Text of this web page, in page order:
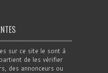
sur ce site le sont à
de les vérifier
des annonceurs ou